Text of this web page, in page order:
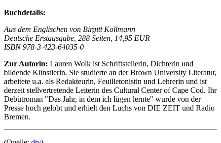
Buchdetails:
Aus dem Englischen von Birgitt Kollmann
Deutsche Erstausgabe, 288 Seiten, 14,95 EUR
ISBN 978-3-423-64035-0
Zur Autorin: Lauren Wolk ist Schriftstellerin, Dichterin und
bildende Künstlerin. Sie studierte an der Brown University Literatur,
arbeitete u.a. als Redakteurin, Feuilletonistin und Lehrerin und ist
derzeit stellvertretende Leiterin des Cultural Center of Cape Cod. Ihr
Debütroman "Das Jahr, in dem ich lügen lernte" wurde von der
Presse hoch gelobt und erhielt den Luchs von DIE ZEIT und Radio
Bremen.